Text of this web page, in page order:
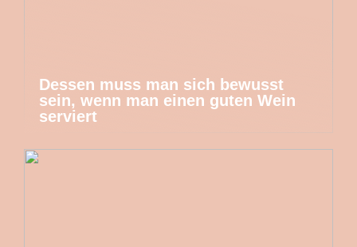
Dessen muss man sich bewusst
sein, wenn man einen guten Wein
serviert